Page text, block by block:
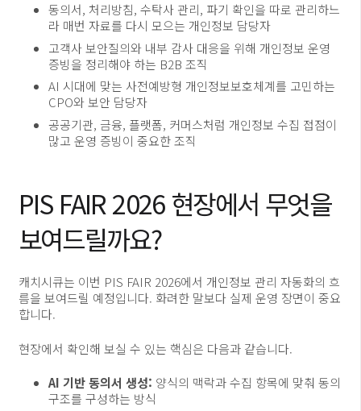
동의서, 처리방침, 수탁사 관리, 파기 확인을 따로 관리하느
라 매번 자료를 다시 모으는 개인정보 담당자
고객사 보안질의와 내부 감사 대응을 위해 개인정보 운영
증빙을 정리해야 하는 B2B 조직
AI 시대에 맞는 사전예방형 개인정보보호체계를 고민하는
CPO와 보안 담당자
공공기관, 금융, 플랫폼, 커머스처럼 개인정보 수집 접점이
많고 운영 증빙이 중요한 조직
PIS FAIR 2026 현장에서 무엇을
보여드릴까요?
캐치시큐는 이번 PIS FAIR 2026에서 개인정보 관리 자동화의 흐
름을 보여드릴 예정입니다. 화려한 말보다 실제 운영 장면이 중요
합니다.
현장에서 확인해 보실 수 있는 핵심은 다음과 같습니다.
AI 기반 동의서 생성: 양식의 맥락과 수집 항목에 맞춰 동의
구조를 구성하는 방식